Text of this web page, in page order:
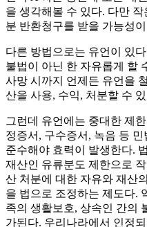
을 생각해볼 수 있다. 다만
분 반환청구를 받을 가능성
다른 방법으로는 유언이 있
불법이 아닌 한 자유롭게 할
사망 시까지 언제든 유언을
산을 사용, 수익, 처분할 수
그런데 유언에는 중대한 제
정증서, 구수증서, 녹음 등
준수해야 효력이 발생한다.
재산인 유류분도 제한으로
산 처분에 대한 자유와 재산
을 법으로 조정하는 제도다.
족의 생활보호, 상속인 간의
가된다. 우리나라에서 인정